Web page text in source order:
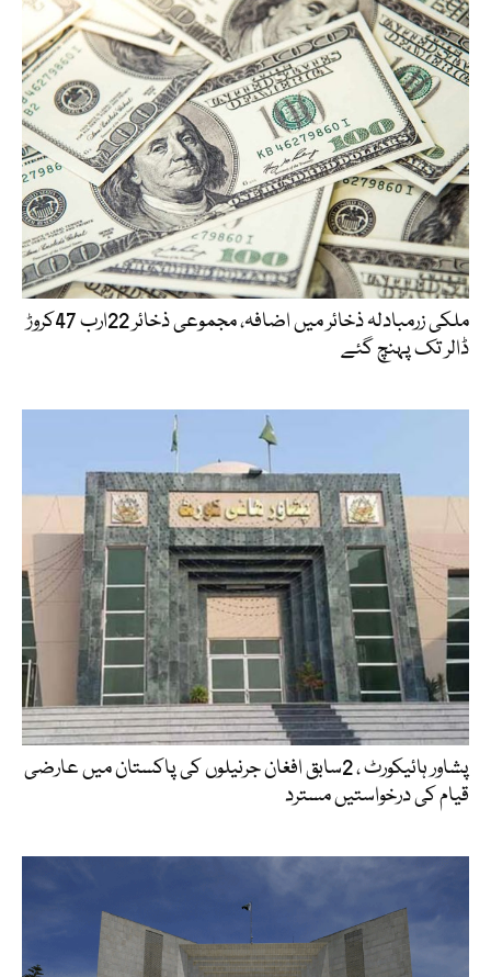
ملکی زرمبادلہ ذخائر میں اضافہ، مجموعی ذخائر 22ارب 47کروڑ
ڈالر تک پہنچ گئے
پشاور ہائیکورٹ ، 2سابق افغان جرنیلوں کی پاکستان میں عارضی
قیام کی درخواستیں مسترد